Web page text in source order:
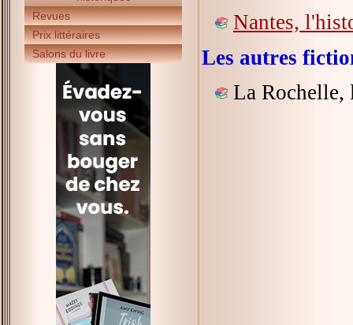
Revues
Prix littéraires
Salons du livre
Nantes,
Les autres
La Rochelle,